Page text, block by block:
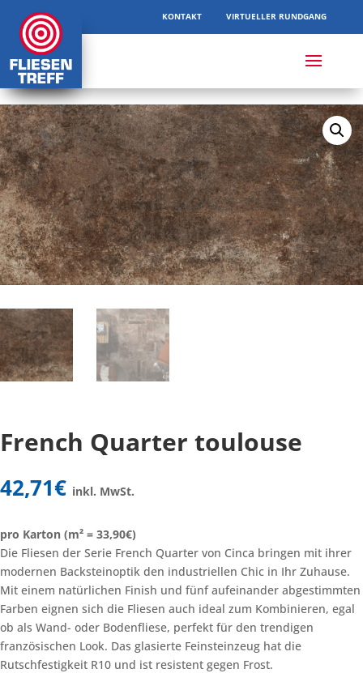
KONTAKT VIRTUELLER RUNDGANG
French Quarter toulouse
42,71€ inkl. MwSt.
pro Karton (m² = 33,90€)
Die Fliesen der Serie French Quarter von Cinca bringen mit ihrer
modernen Backsteinoptik den industriellen Chic in Ihr Zuhause.
Mit einem natürlichen Finish und fünf aufeinander abgestimmten
Farben eignen sich die Fliesen auch ideal zum Kombinieren, egal
ob als Wand- oder Bodenfliese, perfekt für den trendigen
französischen Look. Das glasierte Feinsteinzeug hat die
Rutschfestigkeit R10 und ist resistent gegen Frost.